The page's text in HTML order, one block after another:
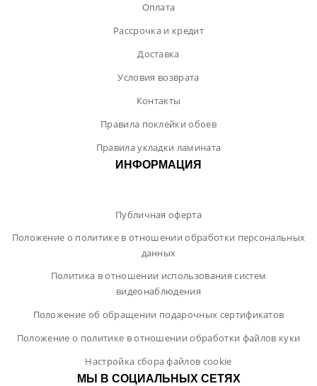
Оплата
Рассрочка и кредит
Доставка
Условия возврата
Контакты
Правила поклейки обоев
Правила укладки ламината
ИНФОРМАЦИЯ
Публичная оферта
Положение о политике в отношении обработки персональных
данных
Политика в отношении использования систем
видеонаблюдения
Положение об обращении подарочных сертификатов
Положение о политике в отношении обработки файлов куки
Настройка сбора файлов cookie
МЫ В СОЦИАЛЬНЫХ СЕТЯХ